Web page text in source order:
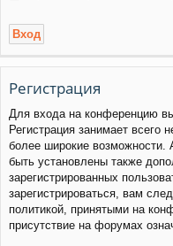
Регистрация
Для входа на конференцию
Регистрация занимает всего
более широкие возможности.
быть установлены также
зарегистрированных
зарегистрироваться, вам
политикой, принятыми на
присутствие на форумах